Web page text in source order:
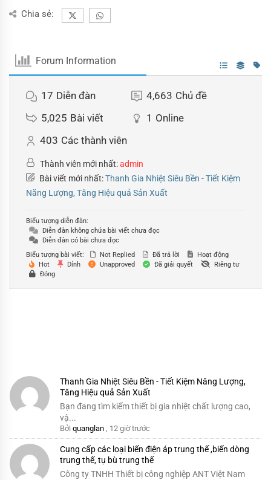
Chia sẻ:
Forum Information
17 Diễn đàn 4,663 Chủ đề
5,025 Bài viết 1 Online
403 Các thành viên
Thành viên mới nhất:admin
Bài viết mới nhất:Thanh Gia Nhiệt Siêu Bền - Tiết Kiệm
Năng Lượng, Tăng Hiệu quả Sản Xuất
Biểu tượng diễn đàn:
Diễn đàn không chứa bài viết chưa đọc
Diễn đàn có bài chưa đọc
Biểu tượng bài viết:
Not Replied Đã trả lời
Hoạt động
Hot
Dính Unapproved Đã giải quyết
Riêng tư
Đóng
Thanh Gia Nhiệt Siêu Bền - Tiết Kiệm Năng Lượng,
Tăng Hiệu quả Sản Xuất
Bạn đang tìm kiếm thiết bị gia nhiệt chất lượng cao,
vậ...
Bởiquanglan , 12 giờ trước
Cung cấp các loại biến điện áp trung thế ,biến dòng
trung thế, tụ bù trung thế
Công ty TNHH Thiết bị công nghiệp ANT Việt Nam